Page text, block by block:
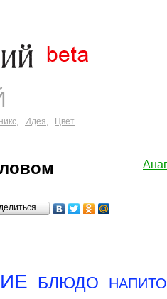
, Идея, Цвет
БЛЮДО